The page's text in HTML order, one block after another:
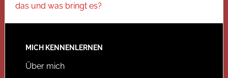
das und was bringt es?
MICH KENNENLERNEN
Über mich